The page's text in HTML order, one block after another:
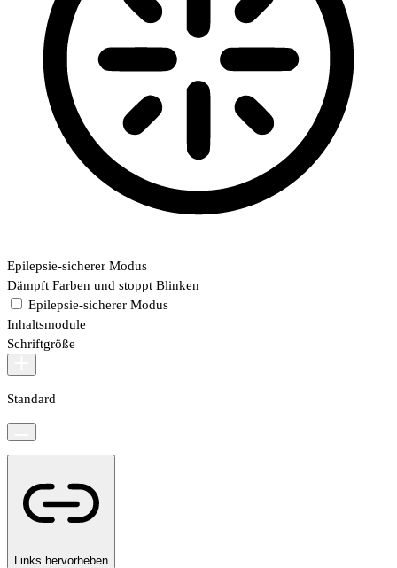
Epilepsie-sicherer Modus
Dämpft Farben und stoppt Blinken
Epilepsie-sicherer Modus
Inhaltsmodule
Schriftgröße
Standard
Links hervorheben